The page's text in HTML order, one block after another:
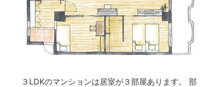
３LDKのマンションは居室が３部屋あります。 部